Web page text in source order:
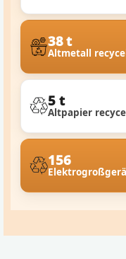
38 t
Altmetall
5 t
Altpapier
156